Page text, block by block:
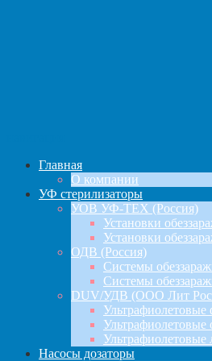
Главная
О компании
УФ стерилизаторы
УОВ УФ-ТЕХ (Россия)
Установки
Установки
ОДВ (Россия)
Системы
Системы
DUV/УДВ (ООО Лит
Насосы дозаторы